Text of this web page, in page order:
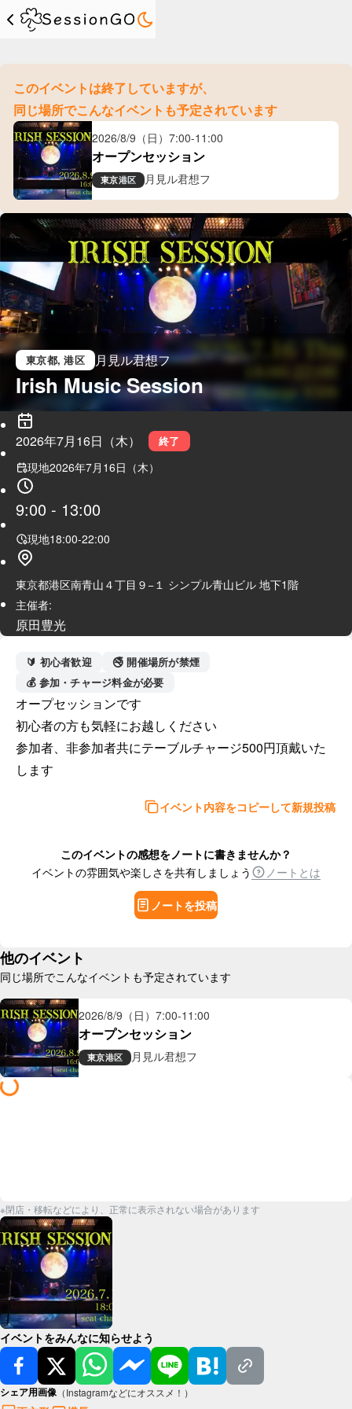
このイベントは終了していますが、
同じ場所でこんなイベントも予定されています
2026/8/9（日） 7:00-11:00
オープンセッション
東京港区 月見ル君想フ
東京都, 港区 月見ル君想フ
Irish Music Session
2026年7月16日（木） 終了
現地2026年7月16日（木）
9:00 - 13:00
現地18:00-22:00
東京都港区南青山４丁目９−１ シンプル青山ビル 地下1階
主催者:
原田豊光
🔰 初心者歓迎
🚭 開催場所が禁煙
💰 参加・チャージ料金が必要
オープセッションです
初心者の方も気軽にお越しください
参加者、非参加者共にテーブルチャージ500円頂戴いた
します
イベント内容をコピーして新規投稿
このイベントの感想をノートに書きませんか？
イベントの雰囲気や楽しさを共有しましょう
ノートとは
ノートを投稿
他のイベント
同じ場所でこんなイベントも予定されています
2026/8/9（日） 7:00-11:00
オープンセッション
東京港区 月見ル君想フ
※閉店・移転などにより、正常に表示されない場合があります
イベントをみんなに知らせよう
シェア用画像 （Instagramなどにオススメ！）